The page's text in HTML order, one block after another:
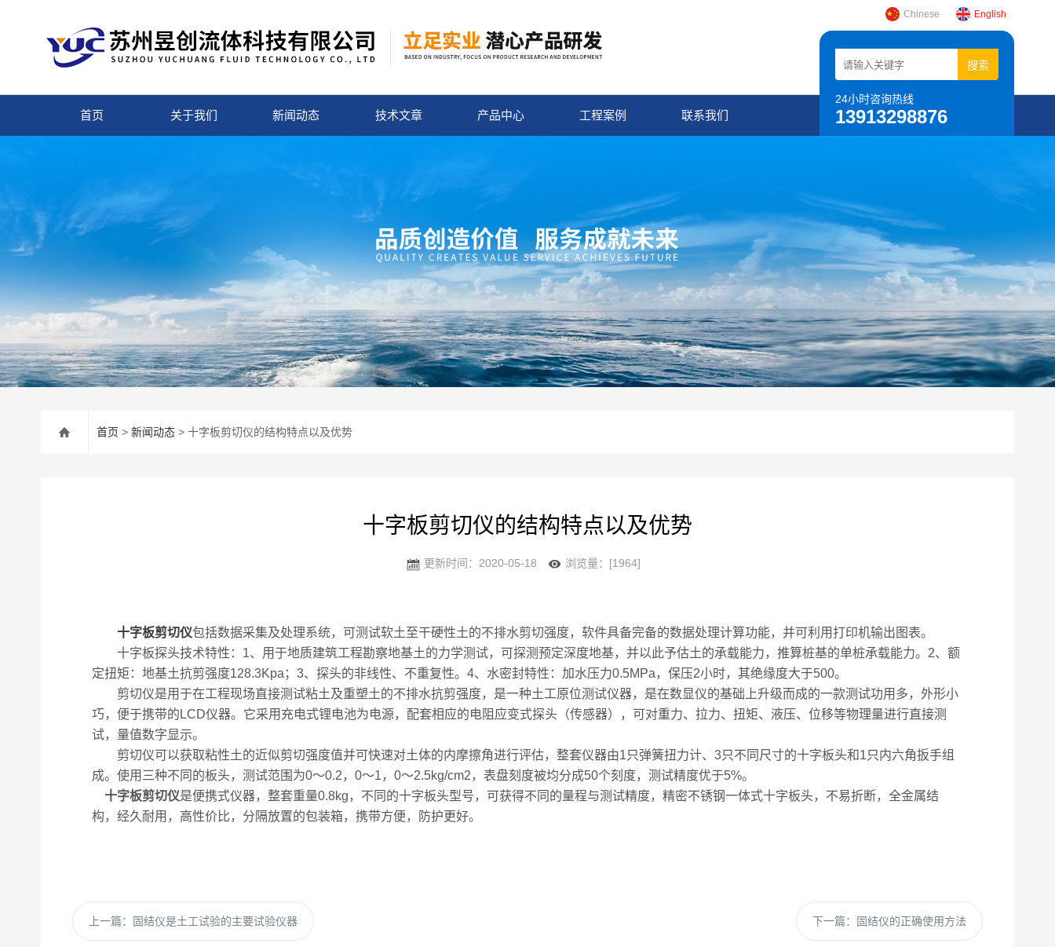
Chinese English
24小时咨询热线
13913298876
首页 关于我们 新闻动态 技术文章 产品中心 工程案例 联系我们
首页 > 新闻动态 > 十字板剪切仪的结构特点以及优势
十字板剪切仪的结构特点以及优势
更新时间：2020-05-18 浏览量：[1964]
十字板剪切仪包括数据采集及处理系统，可测试软土至干硬性土的不排水剪切强度，软件具备完备的数据处理计算功能，并可利用打印机输出图表。
十字板探头技术特性：1、用于地质建筑工程勘察地基土的力学测试，可探测预定深度地基，并以此予估土的承载能力，推算桩基的单桩承载能力。2、额
定扭矩：地基土抗剪强度128.3Kpa；3、探头的非线性、不重复性。4、水密封特性：加水压力0.5MPa，保压2小时，其绝缘度大于500。
剪切仪是用于在工程现场直接测试粘土及重塑土的不排水抗剪强度，是一种土工原位测试仪器，是在数显仪的基础上升级而成的一款测试功用多，外形小
巧，便于携带的LCD仪器。它采用充电式锂电池为电源，配套相应的电阻应变式探头（传感器），可对重力、拉力、扭矩、液压、位移等物理量进行直接测
试，量值数字显示。
剪切仪可以获取粘性土的近似剪切强度值并可快速对土体的内摩擦角进行评估，整套仪器由1只弹簧扭力计、3只不同尺寸的十字板头和1只内六角扳手组
成。使用三种不同的板头，测试范围为0～0.2，0～1，0～2.5kg/cm2，表盘刻度被均分成50个刻度，测试精度优于5%。
十字板剪切仪是便携式仪器，整套重量0.8kg，不同的十字板头型号，可获得不同的量程与测试精度，精密不锈钢一体式十字板头，不易折断，全金属结
构，经久耐用，高性价比，分隔放置的包装箱，携带方便，防护更好。
上一篇： 固结仪是土工试验的主要试验仪器 下一篇： 固结仪的正确使用方法